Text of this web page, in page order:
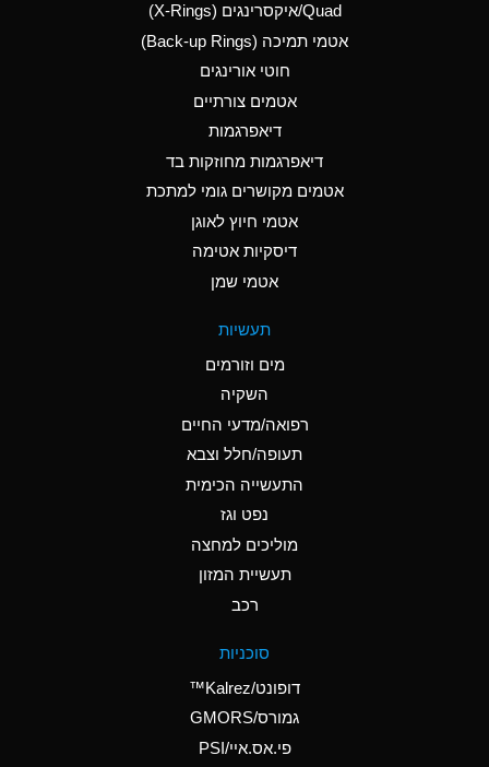
(Aqueous)
Aluminum Phosphate
Ammonia Anhydrous
C
Ammonia Gas (cold)
A
Ammonia Gas (hot)
Ammonium Hydroxide
A
Ammonium Nitrate
Ammonium Nitrite
Ammonium Persulfate
Ammonium Phosphate
A
Quad/איקסרינגים (X-Rings)
אטמי תמיכה (Back-up Rings)
חוטי אורינגים
אטמים צורתיים
דיאפרגמות
דיאפרגמות מחוזקות בד
אטמים מקושרים גומי למתכת
אטמי חיוץ לאוגן
דיסקיות אטימה
אטמי שמן
תעשיות
מים וזורמים
השקיה
רפואה/מדעי החיים
תעופה/חלל וצבא
התעשייה הכימית
נפט וגז
מוליכים למחצה
תעשיית המזון
רכב
סוכניות
דופונט/Kalrez™
גמורס/GMORS
פי.אס.איי/PSI